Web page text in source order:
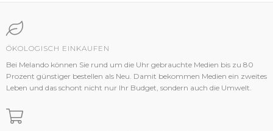
ÖKOLOGISCH EINKAUFEN
Bei Melando können Sie rund um die Uhr gebrauchte Medien bis zu 80
Prozent günstiger bestellen als Neu. Damit bekommen Medien ein zweites
Leben und das schont nicht nur Ihr Budget, sondern auch die Umwelt.